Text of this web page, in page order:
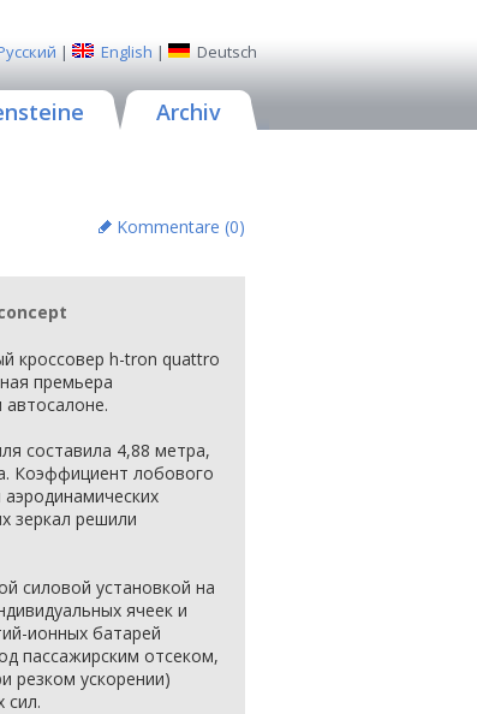
| English | Deutsch
Archiv
Kommentare (0)
кроссовер h-tron quattro
премьера
составила 4,88 метра,
Коэффициент лобового
зеркал решили
силовой установкой на
ячеек и
ионных батарей
пассажирским отсеком,
резком ускорении)
сил.